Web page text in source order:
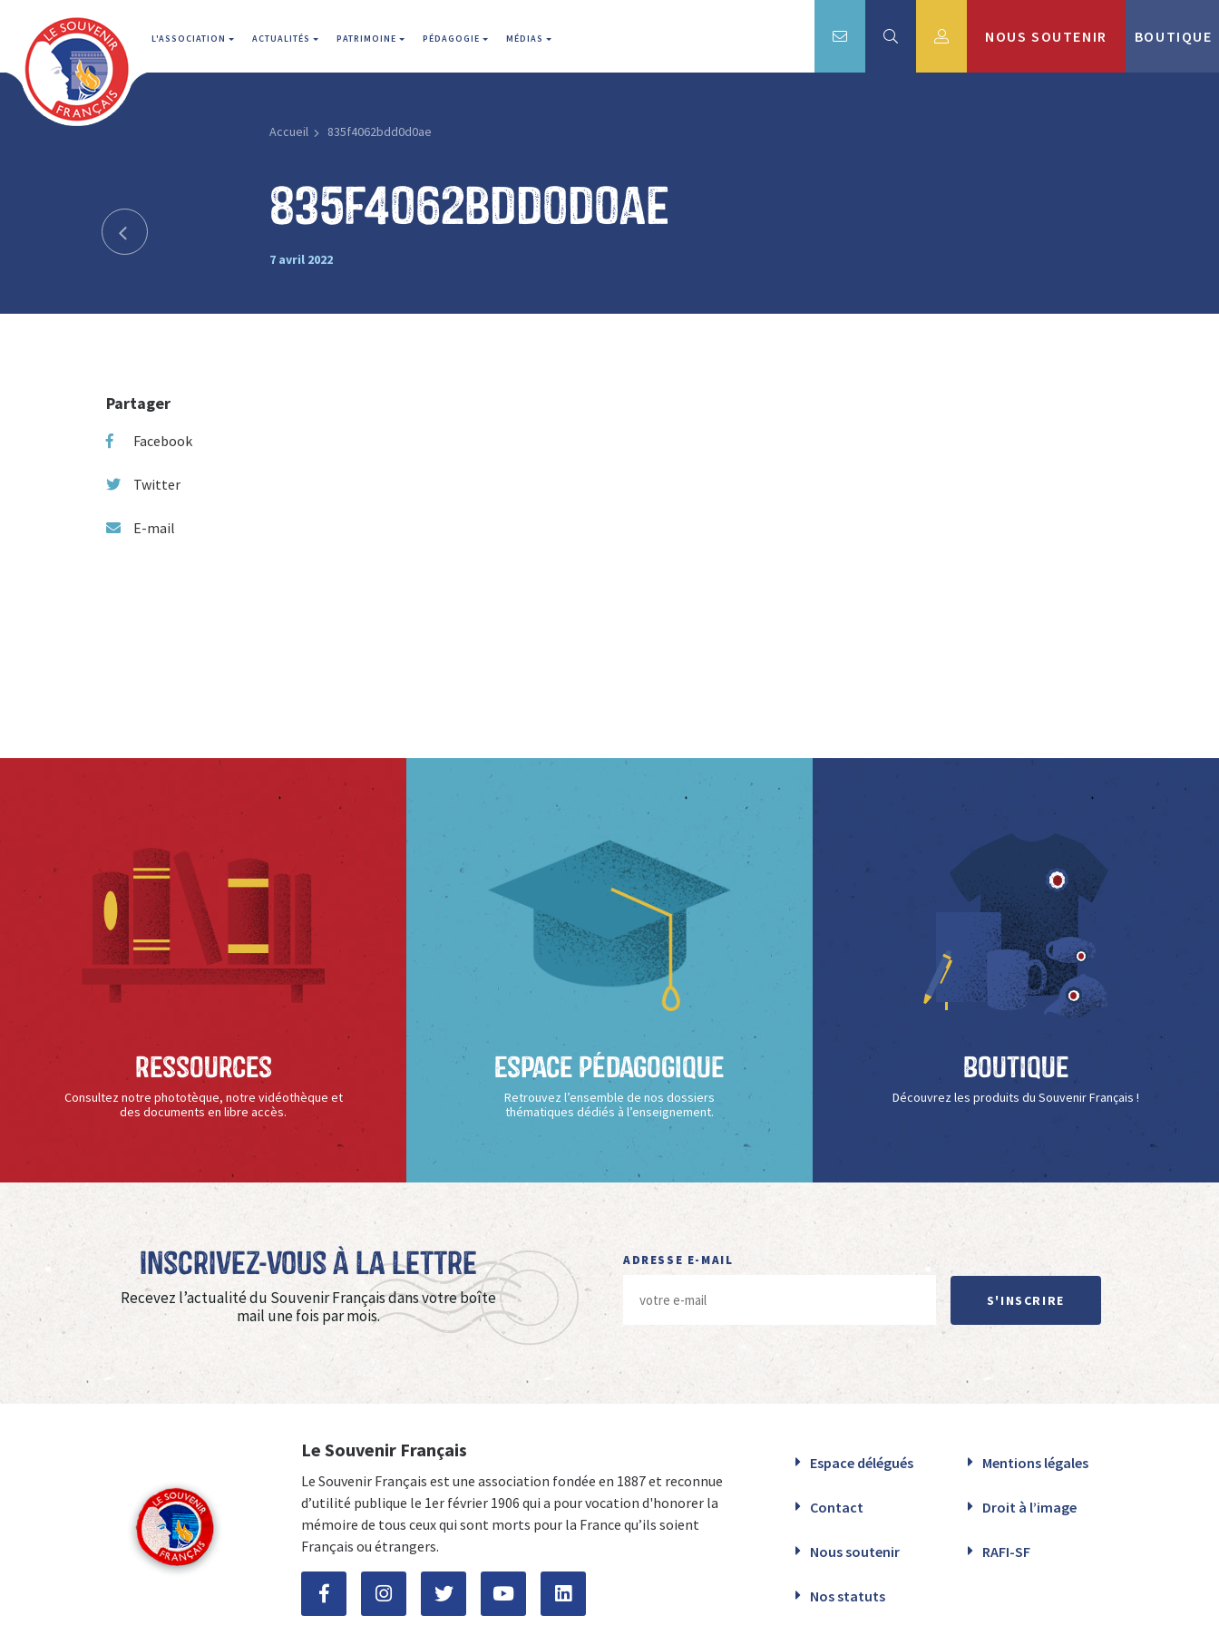
L'ASSOCIATION ACTUALITÉS PATRIMOINE PÉDAGOGIE MÉDIAS NOUS SOUTENIR BOUTIQUE
Accueil 835f4062bdd0d0ae
835f4062bdd0d0ae
7 avril 2022
Partager
Facebook
Twitter
E-mail
Ressources
Consultez notre phototèque, notre vidéothèque et
des documents en libre accès.
Espace Pédagogique
Retrouvez l’ensemble de nos dossiers
thématiques dédiés à l’enseignement.
Boutique
Découvrez les produits du Souvenir Français !
Inscrivez-vous à La Lettre
Recevez l’actualité du Souvenir Français dans votre boîte
mail une fois par mois.
ADRESSE E-MAIL
S'INSCRIRE
Le Souvenir Français
Le Souvenir Français est une association fondée en 1887 et reconnue
d’utilité publique le 1er février 1906 qui a pour vocation d'honorer la
mémoire de tous ceux qui sont morts pour la France qu’ils soient
Français ou étrangers.
Espace délégués Mentions légales
Contact Droit à l’image
Nous soutenir RAFI-SF
Nos statuts